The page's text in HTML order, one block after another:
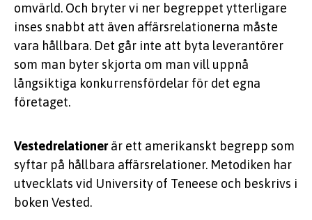
omvärld. Och bryter vi ner begreppet ytterligare
inses snabbt att även affärsrelationerna måste
vara hållbara. Det går inte att byta leverantörer
som man byter skjorta om man vill uppnå
långsiktiga konkurrensfördelar för det egna
företaget.
Vestedrelationerär ett amerikanskt begrepp som
syftar på hållbara affärsrelationer. Metodiken har
utvecklats vid University of Teneese och beskrivs i
boken Vested.